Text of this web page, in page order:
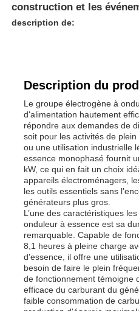
Aperçu
Produits
Vidéos
construction et les
description de:
Description du
Le groupe électrogène à
d'alimentation hautement
répondre aux demandes de
soit pour les activités de
ou une utilisation industrielle
essence monophasé fournit
kW, ce qui en fait un choix
appareils électroménagers,
les outils essentiels sans
générateurs plus gros.
L’une des caractéristiques
onduleur à essence est sa
remarquable. Capable de
8,1 heures à pleine charge
d'essence, il offre une
besoin de faire le plein
de fonctionnement témoigne
efficace du carburant du
faible consommation de